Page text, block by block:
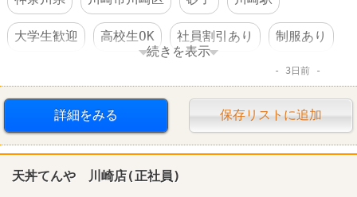
大学生歓迎 高校生OK 社員割引あり 制服あり
スーパー
まいばすけっと
続きを表示
3日前
詳細をみる 保存リストに追加
天丼てんや 川崎店(正社員)